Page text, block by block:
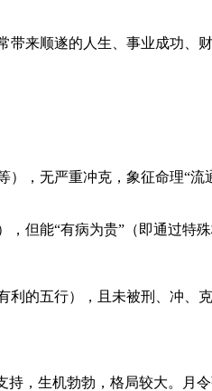
来顺遂的人生、事业成功、
，无严重冲克，象征命理“
但能“有病为贵”（即通过特
的五行），且未被刑、冲
，生机勃勃，格局较大。月